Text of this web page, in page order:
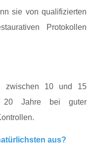
sie von qualifizierten
Protokollen
zwischen 10 und 15
20 Jahre bei guter
aus?